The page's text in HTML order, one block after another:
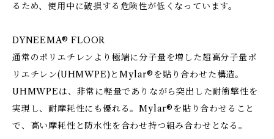
るため、使用中に破損する危険性が低くなっています。
DYNEEMA® FLOOR
通常のポリエチレンより極端に分子量を増した超高分子量ポ
リエチレン(UHMWPE)とMylar®を貼り合わせた構造。
UHMWPEは、非常に軽量でありながら突出した耐衝撃性を
実現し、耐摩耗性にも優れる。Mylar®を貼り合わせること
で、高い摩耗性と防水性を合わせ持つ組み合わせとなる。